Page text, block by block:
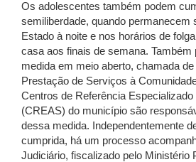
Os adolescentes também podem
semiliberdade, quando permanecem
Estado à noite e nos horários de
casa aos finais de semana. Também
medida em meio aberto, chamada
Prestação de Serviços à
Centros de Referência Especializado
(CREAS) do município são
dessa medida. Independentemente
cumprida, há um processo
Judiciário, fiscalizado pelo Ministério